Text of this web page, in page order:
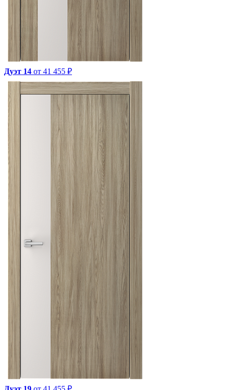
Дуэт 14 от 41 455 ₽